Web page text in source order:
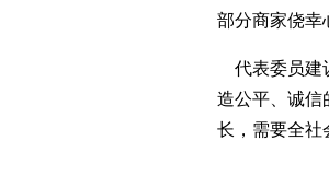
部分商家侥幸
代表委员建
造公平、诚信
长，需要全社